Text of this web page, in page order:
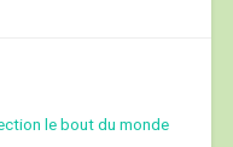
le bout du monde